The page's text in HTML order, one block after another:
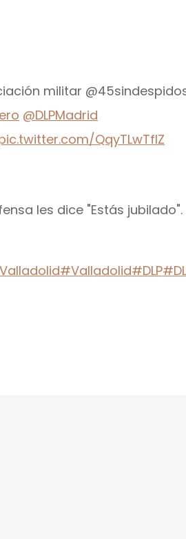
militar
@DLPMadrid
QqyTLwTfIZ
les dice "Estás jubilado".
#Valladolid#DLP